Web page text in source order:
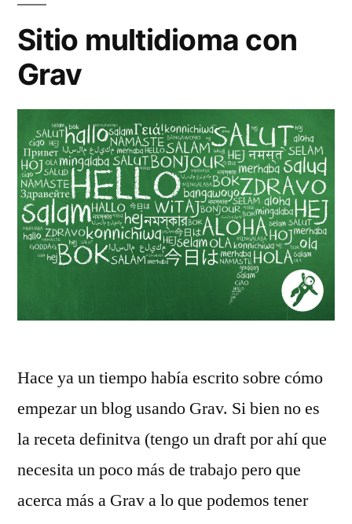
Sitio multidioma con
Grav
Hace ya un tiempo había escrito sobre cómo
empezar un blog usando Grav. Si bien no es
la receta definitva (tengo un draft por ahí que
necesita un poco más de trabajo pero que
acerca más a Grav a lo que podemos tener